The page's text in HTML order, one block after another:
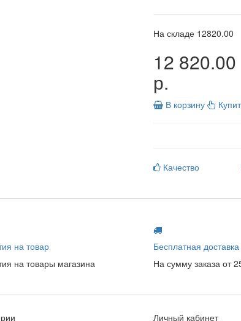
На складе 12820.00
12 820.00
р.
В корзину
Качество
на товар
на товары магазина
Бесплатная доставка
На сумму заказа от
Личный кабинет